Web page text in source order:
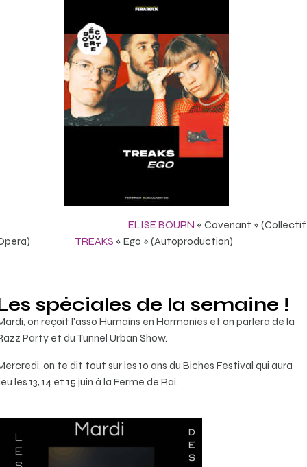
ELISE BOURN « Covenant » (Collectif
TREAKS « Ego » (Autoproduction)
spéciales de la semaine !
on reçoit l’asso Humains en Harmonies et on parlera de la
Party et du Tunnel Urban Show.
on te dit tout sur les 10 ans du Biches Festival qui aura
les 13, 14 et 15 juin à la Ferme de Rai.